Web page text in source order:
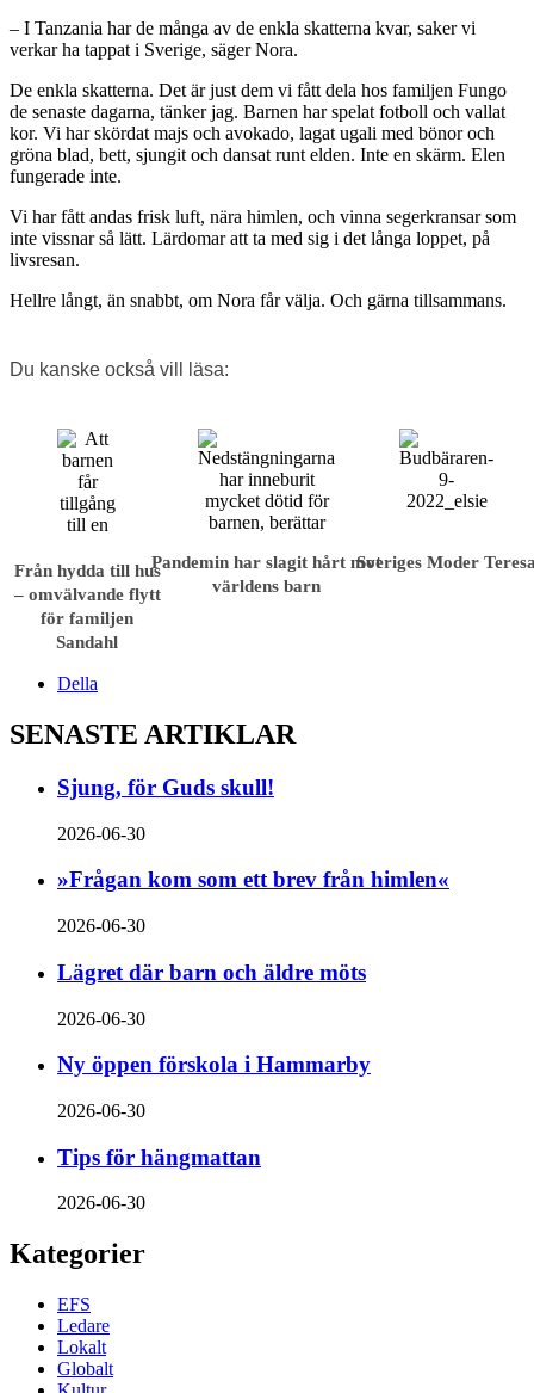
– I Tanzania har de många av de enkla skatterna kvar, saker vi
verkar ha tappat i Sverige, säger Nora.
De enkla skatterna. Det är just dem vi fått dela hos familjen Fungo
de senaste dagarna, tänker jag. Barnen har spelat fotboll och vallat
kor. Vi har skördat majs och avokado, lagat ugali med bönor och
gröna blad, bett, sjungit och dansat runt elden. Inte en skärm. Elen
fungerade inte.
Vi har fått andas frisk luft, nära himlen, och vinna segerkransar som
inte vissnar så lätt. Lärdomar att ta med sig i det långa loppet, på
livsresan.
Hellre långt, än snabbt, om Nora får välja. Och gärna tillsammans.
Du kanske också vill läsa:
Från hydda till hus
– omvälvande flytt
för familjen
Sandahl
Pandemin har slagit hårt mot
världens barn
Sveriges Moder
Della
SENASTE ARTIKLAR
Sjung, för Guds skull!
2026-06-30
»Frågan kom som ett brev från himlen«
2026-06-30
Lägret där barn och äldre möts
2026-06-30
Ny öppen förskola i Hammarby
2026-06-30
Tips för hängmattan
2026-06-30
Kategorier
EFS
Ledare
Lokalt
Globalt